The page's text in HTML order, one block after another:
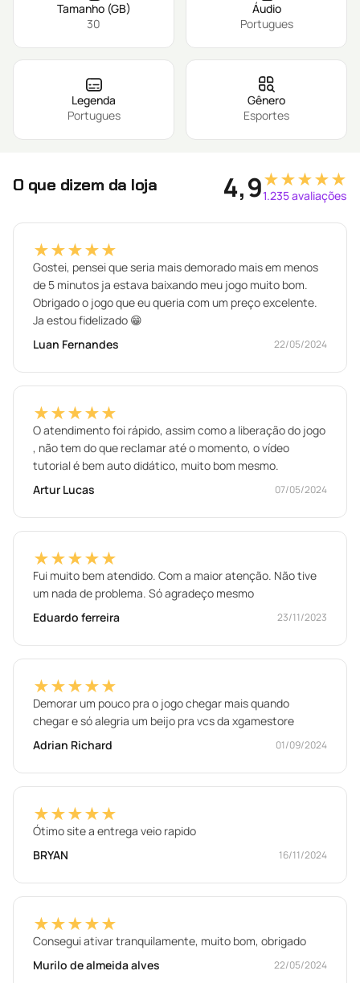
Tamanho (GB)
30
Áudio
Portugues
Legenda
Portugues
Gênero
Esportes
O que dizem da loja 4,9★★★★★
1.235 avaliações
★★★★★
Gostei, pensei que seria mais demorado mais em menos
de 5 minutos ja estava baixando meu jogo muito bom.
Obrigado o jogo que eu queria com um preço excelente.
Ja estou fidelizado 😁
Luan Fernandes
22/05/2024
★★★★★
O atendimento foi rápido, assim como a liberação do jogo
, não tem do que reclamar até o momento, o vídeo
tutorial é bem auto didático, muito bom mesmo.
Artur Lucas
07/05/2024
★★★★★
Fui muito bem atendido. Com a maior atenção. Não tive
um nada de problema. Só agradeço mesmo
Eduardo ferreira
23/11/2023
★★★★★
Demorar um pouco pra o jogo chegar mais quando
chegar e só alegria um beijo pra vcs da xgamestore
Adrian Richard
01/09/2024
★★★★★
Ótimo site a entrega veio rapido
BRYAN
16/11/2024
★★★★★
Consegui ativar tranquilamente, muito bom, obrigado
Murilo de almeida alves
22/05/2024